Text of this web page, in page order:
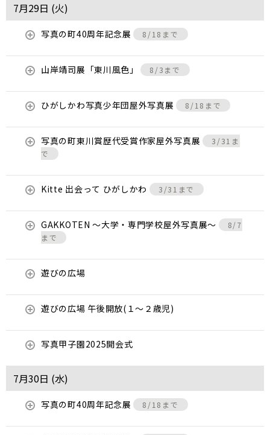
7月29日 (火)
写真の町40周年記念展 8/18まで
山岸靖司展「東川風色」 8/3まで
ひがしかわ写真少年団屋外写真展 8/18まで
写真の町東川賞歴代受賞作家屋外写真展
3/31ま
で
Kitte 出会って ひがしかわ 3/31まで
GAKKOTEN ～大学・専門学校屋外写真展～
8/7
まで
遊びの広場
遊びの広場 午後開放(１～２歳児)
写真甲子園2025開会式
7月30日 (水)
写真の町40周年記念展 8/18まで